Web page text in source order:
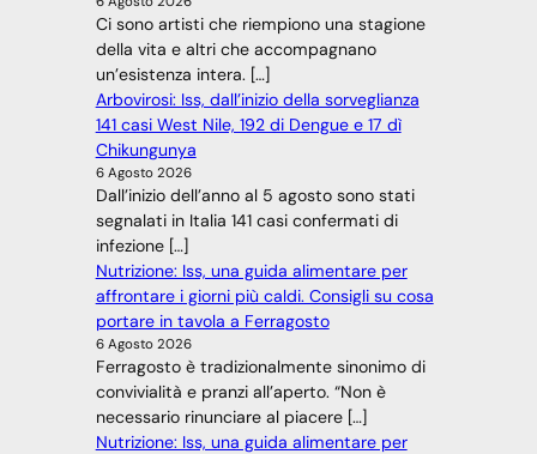
Ci sono artisti che riempiono una stagione
della vita e altri che accompagnano
un’esistenza intera. […]
Arbovirosi: Iss, dall’inizio della sorveglianza
141 casi West Nile, 192 di Dengue e 17 dì
Chikungunya
6 Agosto 2026
Dall’inizio dell’anno al 5 agosto sono stati
segnalati in Italia 141 casi confermati di
infezione […]
Nutrizione: Iss, una guida alimentare per
affrontare i giorni più caldi. Consigli su cosa
portare in tavola a Ferragosto
6 Agosto 2026
Ferragosto è tradizionalmente sinonimo di
convivialità e pranzi all’aperto. “Non è
necessario rinunciare al piacere […]
Nutrizione: Iss, una guida alimentare per